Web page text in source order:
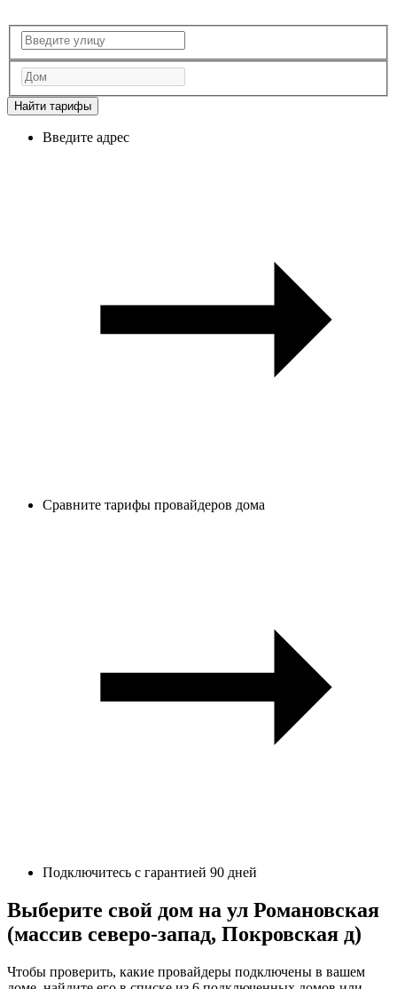
Найти тарифы
Введите адрес
Сравните тарифы провайдеров дома
Подключитесь с гарантией 90 дней
Выберите свой дом на ул Романовская
(массив северо-запад, Покровская д)
Чтобы проверить, какие провайдеры подключены в вашем